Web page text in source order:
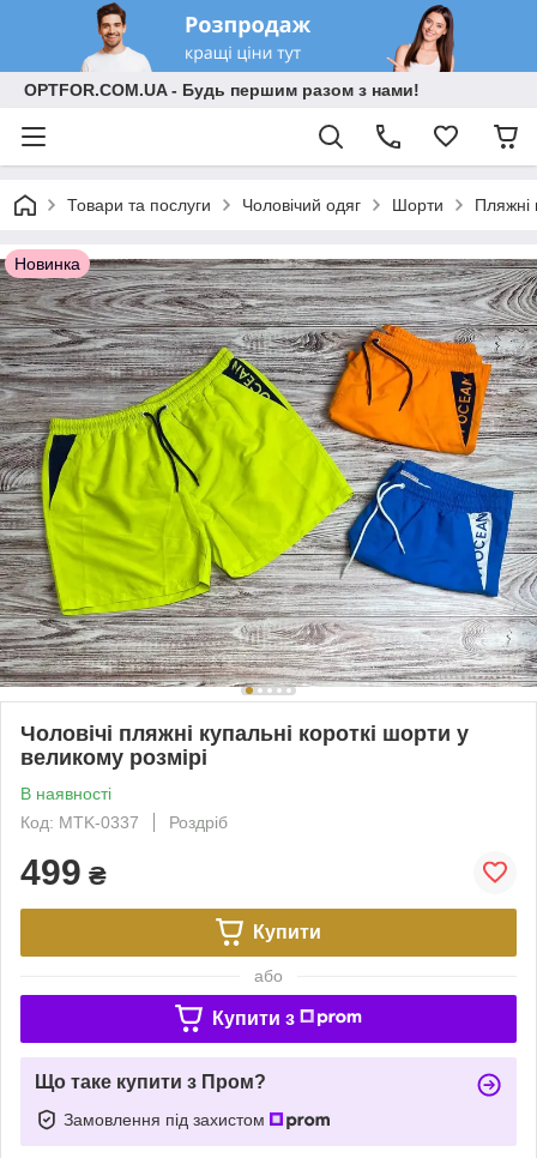
OPTFOR.COM.UA - Будь першим разом з нами!
Товари та послуги Чоловічий одяг Шорти Пляжні
Новинка
Чоловічі пляжні купальні короткі шорти у
великому розмірі
В наявності
Код: MTK-0337
Роздріб
499 ₴
Купити
або
Купити з
Що таке купити з Пром?
Замовлення під захистом